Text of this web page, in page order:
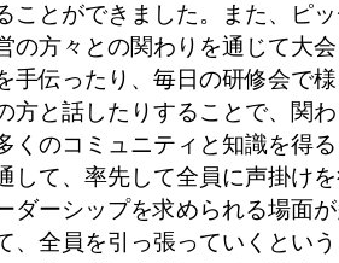
ことができました。また、ピ
の方々との関わりを通じて大
手伝ったり、毎日の研修会で
方と話したりすることで、関
くのコミュニティと知識を得
して、率先して全員に声掛け
ダーシップを求められる場面
、全員を引っ張っていくとい